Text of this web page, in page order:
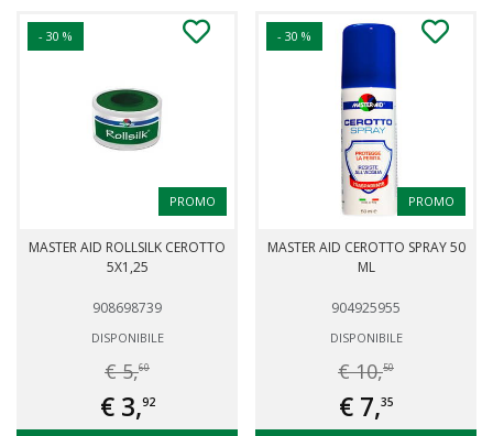
- 30 %
PROMO
MASTER AID ROLLSILK CEROTTO
5X1,25
908698739
DISPONIBILE
€ 5,60
€ 3,92
- 30 %
PROMO
MASTER AID CEROTTO SPRAY 50
ML
904925955
DISPONIBILE
€ 10,50
€ 7,35